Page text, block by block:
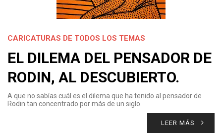
CARICATURAS DE TODOS LOS TEMAS
EL DILEMA DEL PENSADOR DE
RODIN, AL DESCUBIERTO.
A que no sabías cuál es el dilema que ha tenido al pensador de
Rodin tan concentrado por más de un siglo.
LEER MÁS